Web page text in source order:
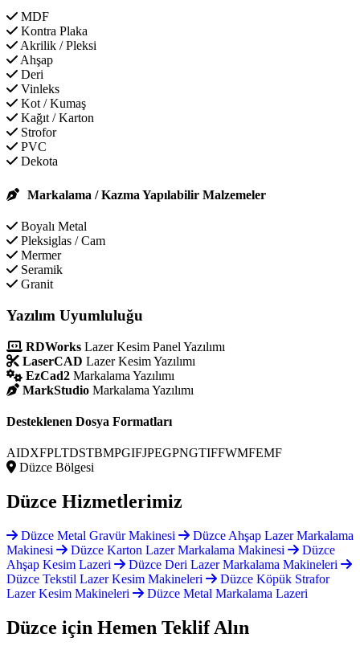
MDF
Kontra Plaka
Akrilik / Pleksi
Ahşap
Deri
Vinleks
Kot / Kumaş
Kağıt / Karton
Strofor
PVC
Dekota
Markalama / Kazma Yapılabilir Malzemeler
Boyalı Metal
Pleksiglas / Cam
Mermer
Seramik
Granit
Yazılım Uyumluluğu
RDWorks Lazer Kesim Panel Yazılımı
LaserCAD Lazer Kesim Yazılımı
EzCad2 Markalama Yazılımı
MarkStudio Markalama Yazılımı
Desteklenen Dosya Formatları
AIDXFPLTDSTBMPGIFJPEGPNGTIFFWMFEMF
Düzce Bölgesi
Düzce Hizmetlerimiz
Düzce Metal Gravür Makinesi
Düzce Ahşap Lazer Markalama
Makinesi
Düzce Karton Lazer Markalama Makinesi
Düzce
Ahşap Kesim Lazeri
Düzce Deri Lazer Markalama Makineleri
Düzce Tekstil Lazer Kesim Makineleri
Düzce Köpük Strafor
Lazer Kesim Makineleri
Düzce Metal Markalama Lazeri
Düzce için Hemen Teklif Alın